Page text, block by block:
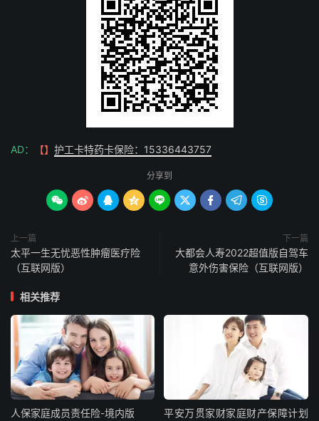
AD： 【】 护工卡特药卡保险：15336443757
分享到
        
上一篇
太平一生无忧恶性肿瘤医疗险
（互联网版）
下一篇
大都会人寿2022超值版自驾车
意外伤害保险（互联网版）
相关推荐
人保家庭成员责任险-境内版
平安万贯家财家庭财产保障计划